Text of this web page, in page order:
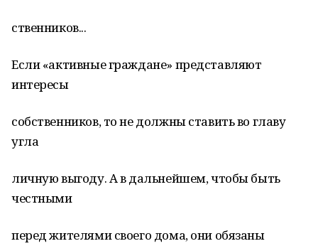
ственников...
Если «активные граждане» представляют
интересы
собственников, то не должны ставить во главу
угла
личную выгоду. А в дальнейшем, чтобы быть
честными
перед жителями своего дома, они обязаны